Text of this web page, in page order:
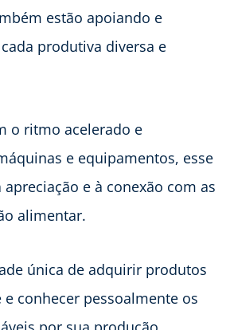
estão apoiando e
produtiva diversa e
o ritmo acelerado e
e equipamentos, esse
e à conexão com as
alimentar.
única de adquirir produtos
conhecer pessoalmente os